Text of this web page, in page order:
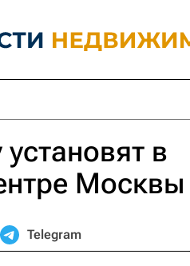
в
Москвы
Telegram